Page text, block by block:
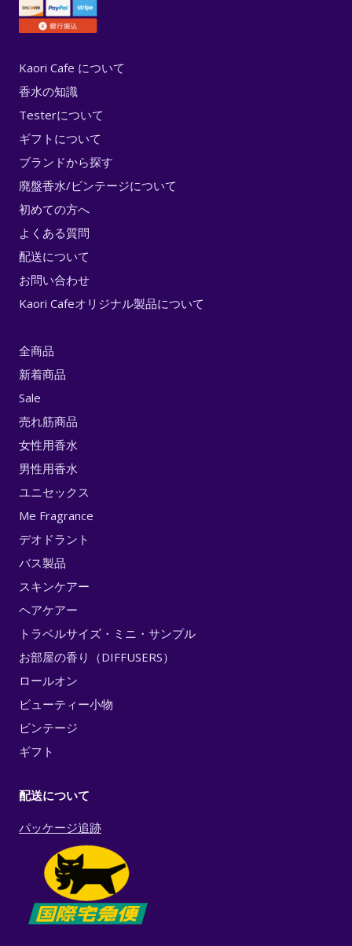
Kaori Cafe について
香水の知識
Testerについて
ギフトについて
ブランドから探す
廃盤香水/ビンテージについて
初めての方へ
よくある質問
配送について
お問い合わせ
Kaori Cafeオリジナル製品について
全商品
新着商品
Sale
売れ筋商品
女性用香水
男性用香水
ユニセックス
Me Fragrance
デオドラント
バス製品
スキンケアー
ヘアケアー
トラベルサイズ・ミニ・サンプル
お部屋の香り（DIFFUSERS）
ロールオン
ビューティー小物
ビンテージ
ギフト
配送について
パッケージ追跡